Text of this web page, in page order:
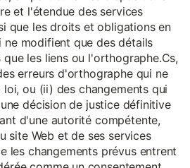
et l'étendue des services
que les droits et obligations en
ne modifient que des détails
que les liens ou l'orthographe.Cs,
erreurs d'orthographe qui ne
ou (ii) des changements qui
décision de justice définitive
d'une autorité compétente,
site Web et de ses services
les changements prévus entrent